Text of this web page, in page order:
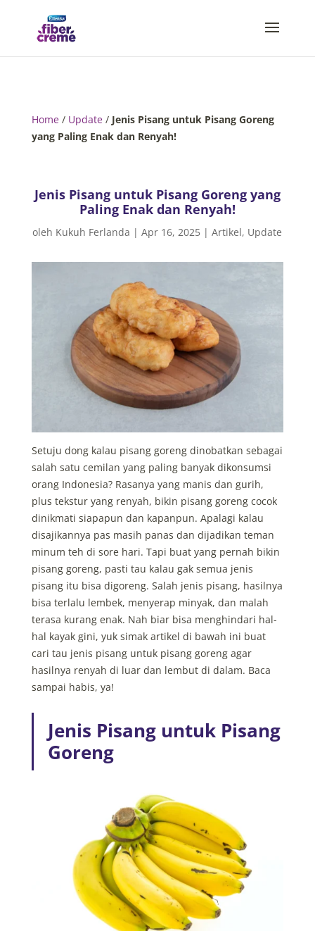
Home/ Update/ Jenis Pisang untuk Pisang Goreng
yang Paling Enak dan Renyah!
Jenis Pisang untuk Pisang Goreng yang
Paling Enak dan Renyah!
oleh Kukuh Ferlanda |Apr 16, 2025 |Artikel, Update
Setuju dong kalau pisang goreng dinobatkan sebagai
salah satu cemilan yang paling banyak dikonsumsi
orang Indonesia? Rasanya yang manis dan gurih,
plus tekstur yang renyah, bikin pisang goreng cocok
dinikmati siapapun dan kapanpun. Apalagi kalau
disajikannya pas masih panas dan dijadikan teman
minum teh di sore hari. Tapi buat yang pernah bikin
pisang goreng, pasti tau kalau gak semua jenis
pisang itu bisa digoreng. Salah jenis pisang, hasilnya
bisa terlalu lembek, menyerap minyak, dan malah
terasa kurang enak. Nah biar bisa menghindari hal-
hal kayak gini, yuk simak artikel di bawah ini buat
cari tau jenis pisang untuk pisang goreng agar
hasilnya renyah di luar dan lembut di dalam. Baca
sampai habis, ya!
Jenis Pisang untuk Pisang
Goreng